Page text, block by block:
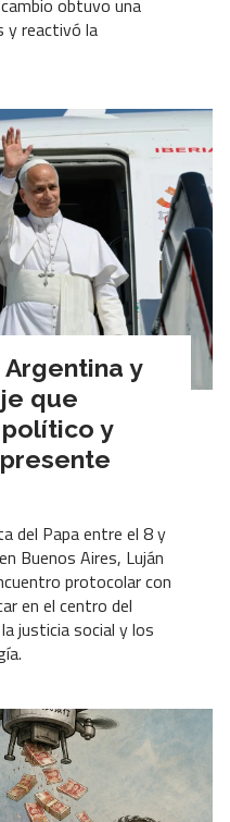
obtuvo una
y reactivó la
y
que
y
del Papa entre el 8 y
Buenos Aires, Luján
protocolar con
en el centro del
justicia social y los